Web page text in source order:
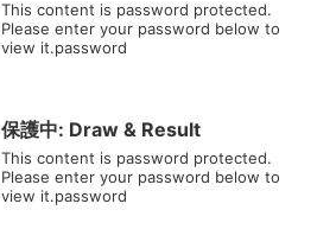
This content is password protected.
Please enter your password below to
view it.password
保護中: Draw & Result
This content is password protected.
Please enter your password below to
view it.password